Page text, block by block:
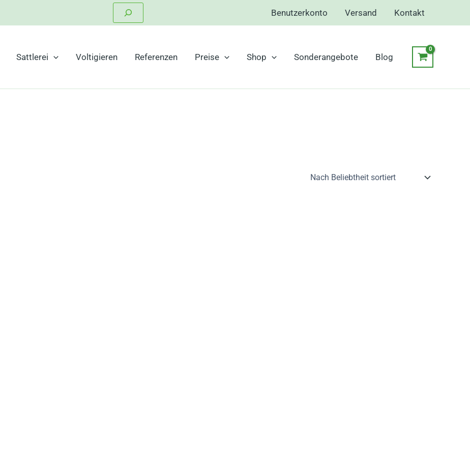
Benutzerkonto Versand Kontakt
Sattlerei Voltigieren Referenzen Preise Shop Sonderangebote Blog